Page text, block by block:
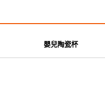
嬰兒陶瓷杯